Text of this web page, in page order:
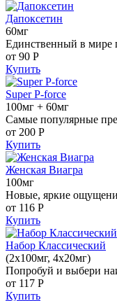
Дапоксетин
60мг
Единственный в мире
от 90 Р
Купить
Super P-force
100мг + 60мг
Самые популярные
от 200 Р
Купить
Женская Виагра
100мг
Новые, яркие
от 116 Р
Купить
Набор Классический
(2x100мг, 4x20мг)
Попробуй и выбери
от 117 Р
Купить